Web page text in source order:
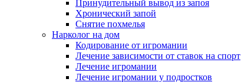
Принудительный вывод из запоя
Хронический запой
Снятие похмелья
Нарколог на дом
Кодирование от игромании
Лечение зависимости от ставок на спорт
Лечение игромании
Лечение игромании у подростков